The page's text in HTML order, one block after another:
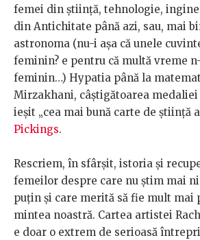
femei din știință, tehnologie,
din Antichitate până azi, sau, mai
astronoma (nu-i așa că unele
feminin? e pentru că multă vreme
feminin…) Hypatia până la
Mirzakhani, câștigătoarea medaliei
ieșit „cea mai bună carte de știință
Pickings.
Rescriem, în sfârșit, istoria și
femeilor despre care nu știm mai
puțin și care merită să fie mult mai
mintea noastră. Cartea artistei
e doar o extrem de serioasă